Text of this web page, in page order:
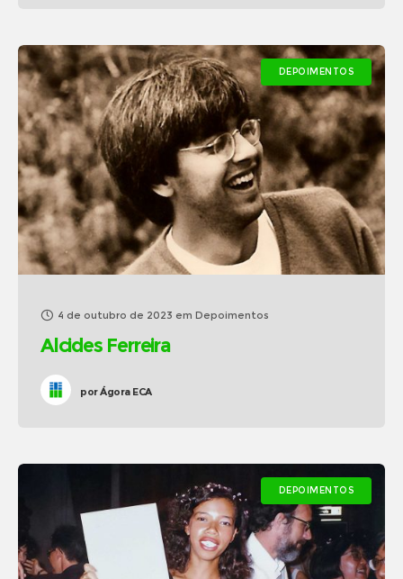
DEPOIMENTOS
4 de outubro de 2023 em Depoimentos
Alcides Ferreira
porÁgora ECA
DEPOIMENTOS